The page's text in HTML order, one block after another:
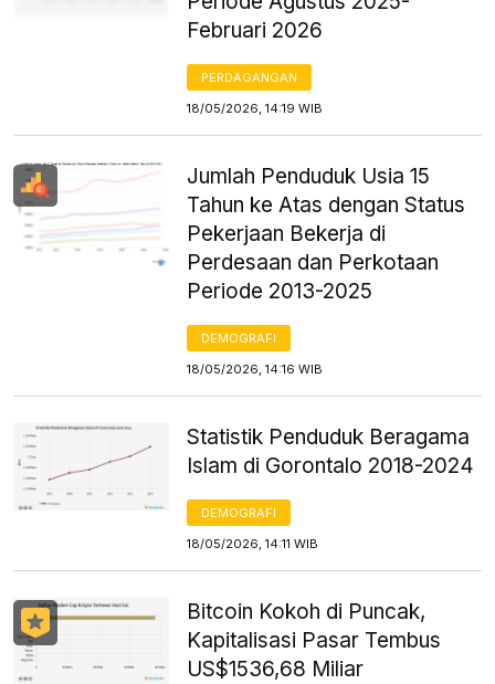
Februari 2026
PERDAGANGAN
18/05/2026, 14:19 WIB
Jumlah Penduduk Usia 15
Tahun ke Atas dengan Status
Pekerjaan Bekerja di
Perdesaan dan Perkotaan
Periode 2013-2025
DEMOGRAFI
18/05/2026, 14:16 WIB
Statistik Penduduk Beragama
Islam di Gorontalo 2018-2024
DEMOGRAFI
18/05/2026, 14:11 WIB
Bitcoin Kokoh di Puncak,
Kapitalisasi Pasar Tembus
US$1536,68 Miliar